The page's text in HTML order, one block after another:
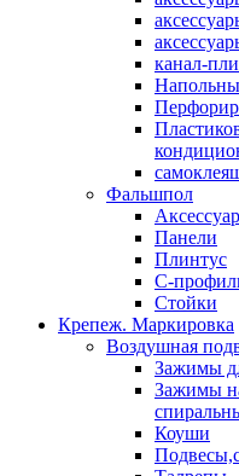
канал-
Фальшпол
Панели
Плинтус
С-
Стойки
Крепеж. Маркировка
Воздушная
Зажимы
Зажимы
Коуши